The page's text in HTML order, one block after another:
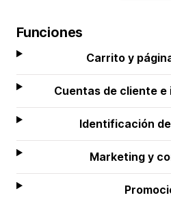
Funciones
Carrito y
Cuentas de cliente e
Identificación
Marketing y